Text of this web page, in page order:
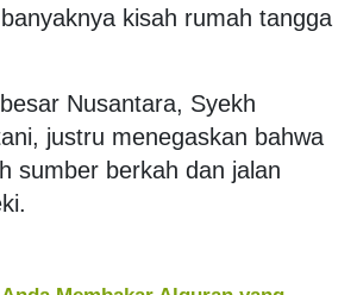
kisah rumah tangga
Nusantara, Syekh
justru menegaskan bahwa
sumber berkah dan jalan